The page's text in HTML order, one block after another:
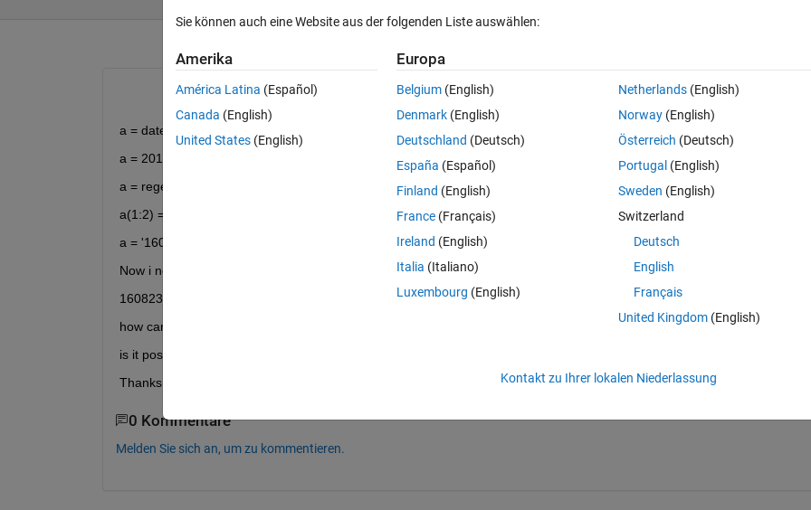
0 Stimmen
a = datestr(now,31)
a = 2016-08-23 09:15:47
a = regexprep(a,'[^a-zA-Z0-9]','') = 20160823091547
a(1:2) = []
a = '160823091547'
Now i need to insert the underscore after the sixth element in the string
160823_091547
how can i do this?
is it possible to optimize the above steps or my approach is correct?
Thanks a lot
0 Kommentare
Melden Sie sich an, um zu kommentieren.
Sie können auch eine Website aus der folgenden Liste auswählen:
Amerika
América Latina (Español)
Canada (English)
United States (English)
Europa
Belgium (English)
Denmark (English)
Deutschland (Deutsch)
España (Español)
Finland (English)
France (Français)
Ireland (English)
Italia (Italiano)
Luxembourg (English)
Netherlands(English)
Norway(English)
Österreich (Deutsch)
Portugal (English)
Sweden (English)
Switzerland
Deutsch
English
Français
United Kingdom(English)
Kontakt zu Ihrer lokalen Niederlassung